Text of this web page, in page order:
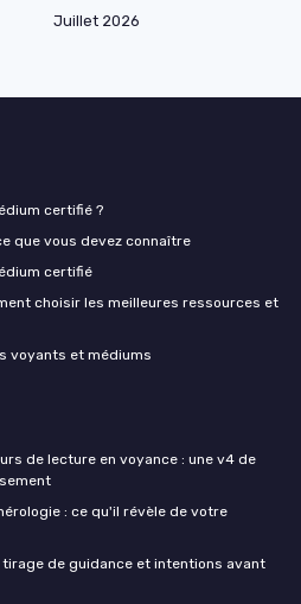
Juillet 2026
certifié ?
que vous devez connaître
certifié
choisir les meilleures ressources et
voyants et médiums
de lecture en voyance : une v4 de
: ce qu'il révèle de votre
de guidance et intentions avant